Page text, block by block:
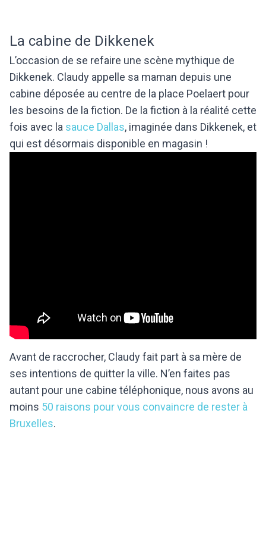
La cabine de Dikkenek
L’occasion de se refaire une scène mythique de
Dikkenek. Claudy appelle sa maman depuis une
cabine déposée au centre de la place Poelaert pour
les besoins de la fiction. De la fiction à la réalité cette
fois avec la sauce Dallas, imaginée dans Dikkenek, et
qui est désormais disponible en magasin !
Avant de raccrocher, Claudy fait part à sa mère de
ses intentions de quitter la ville. N’en faites pas
autant pour une cabine téléphonique, nous avons au
moins 50 raisons pour vous convaincre de rester à
Bruxelles.